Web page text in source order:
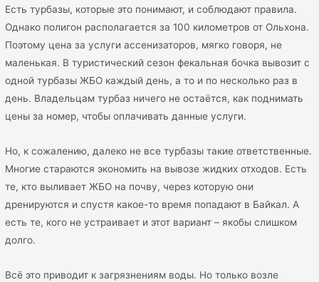
Есть турбазы, которые это понимают, и соблюдают правила.
Однако полигон располагается за 100 километров от Ольхона.
Поэтому цена за услуги ассенизаторов, мягко говоря, не
маленькая. В туристический сезон фекальная бочка вывозит с
одной турбазы ЖБО каждый день, а то и по несколько раз в
день. Владельцам турбаз ничего не остаётся, как поднимать
цены за номер, чтобы оплачивать данные услуги.
Но, к сожалению, далеко не все турбазы такие ответственные.
Многие стараются экономить на вывозе жидких отходов. Есть
те, кто выливает ЖБО на почву, через которую они
дренируются и спустя какое-то время попадают в Байкал. А
есть те, кого не устраивает и этот вариант – якобы слишком
долго.
Всё это приводит к загрязнениям воды. Но только возле